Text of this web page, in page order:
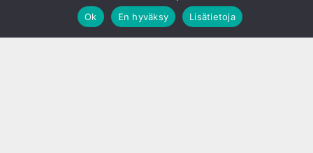
Ok
En hyväksy Lisätietoja